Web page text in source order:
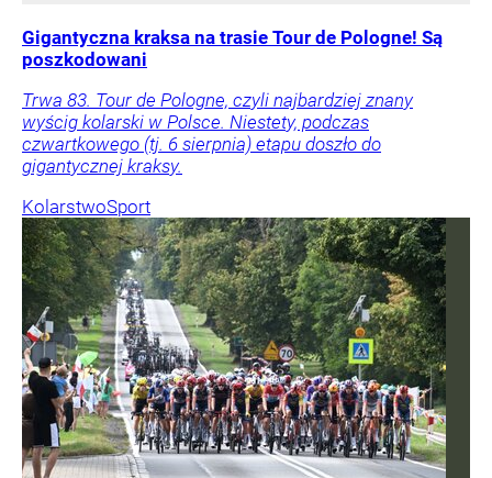
Gigantyczna kraksa na trasie Tour de Pologne! Są
poszkodowani
Trwa 83. Tour de Pologne, czyli najbardziej znany
wyścig kolarski w Polsce. Niestety, podczas
czwartkowego (tj. 6 sierpnia) etapu doszło do
gigantycznej kraksy.
KolarstwoSport